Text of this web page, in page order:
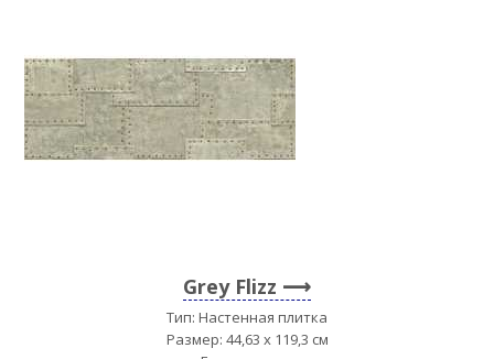
Grey Flizz
Тип: Настенная плитка
Размер: 44,63 x 119,3 см